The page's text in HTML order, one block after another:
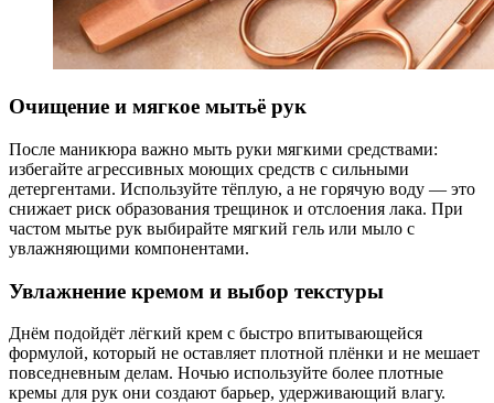
Очищение и мягкое мытьё рук
После маникюра важно мыть руки мягкими средствами:
избегайте агрессивных моющих средств с сильными
детергентами. Используйте тёплую, а не горячую воду — это
снижает риск образования трещинок и отслоения лака. При
частом мытье рук выбирайте мягкий гель или мыло с
увлажняющими компонентами.
Увлажнение кремом и выбор текстуры
Днём подойдёт лёгкий крем с быстро впитывающейся
формулой, который не оставляет плотной плёнки и не мешает
повседневным делам. Ночью используйте более плотные
кремы для рук они создают барьер, удерживающий влагу.